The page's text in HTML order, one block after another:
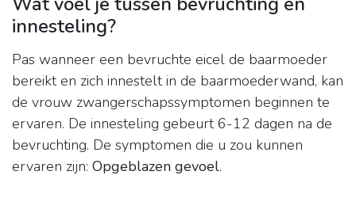
innesteling?
Pas wanneer een bevruchte eicel de baarmoeder
bereikt en zich innestelt in de baarmoederwand, kan
de vrouw zwangerschapssymptomen beginnen te
ervaren. De innesteling gebeurt 6-12 dagen na de
bevruchting. De symptomen die u zou kunnen
ervaren zijn: Opgeblazen gevoel.